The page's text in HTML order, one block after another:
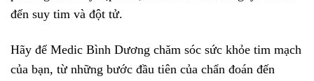
đến suy tim và đột tử.
Hãy để Medic Bình Dương chăm sóc sức khỏe tim mạch
của bạn, từ những bước đầu tiên của chẩn đoán đến